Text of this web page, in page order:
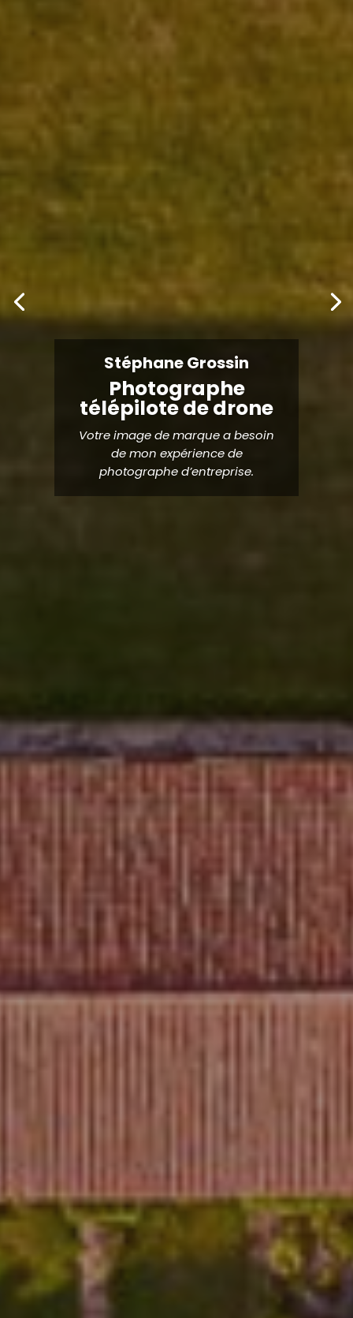
Stéphane Grossin
Photographe
télépilote de drone
Votre image de marque a besoin
de mon expérience de
photographe d’entreprise.